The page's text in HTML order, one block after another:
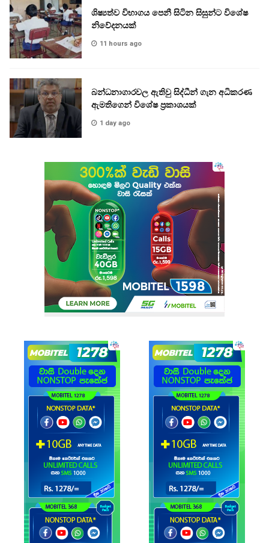
ශිෂ්‍යත්ව විභාගය පෙනී සිටින සිසුන්ට විශේෂ
නිවේදනයක්
11 hours ago
බන්ධනාගාරවල ඇතිවු සිද්ධීන් ගැන අධිකරණ
ඇමතිගෙන් විශේෂ ප්‍රකාශයක්
1 day ago